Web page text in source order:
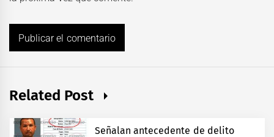
Related Post
Señalan antecedente de delito